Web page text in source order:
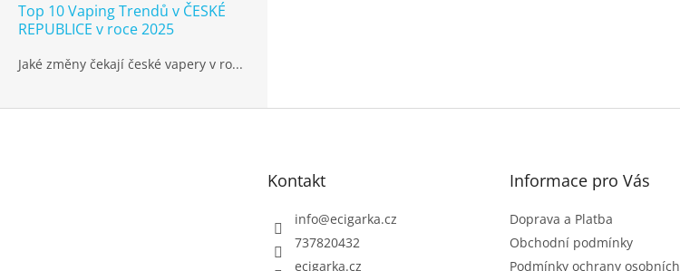
Top 10 Vaping Trendů v ČESKÉ
REPUBLICE v roce 2025
Jaké změny čekají české vapery v ro...
Kontakt
info@ecigarka.cz
737820432
ecigarka.cz
Informace pro Vás
Doprava a Platba
Obchodní podmínky
Podmínky ochrany osobních